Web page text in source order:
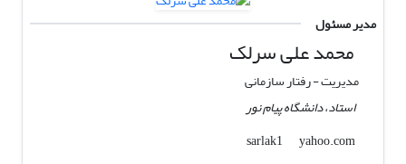
مدیر مسئول
محمد علی سرلک
مدیریت - رفتار سازمانی
استاد، دانشگاه پیام نور
sarlak1
yahoo.com